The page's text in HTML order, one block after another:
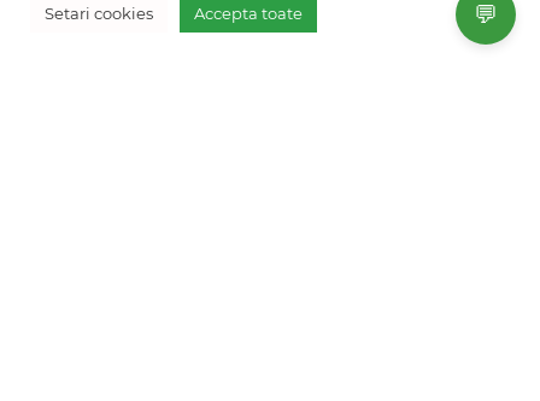
Vreau oferta personalizata
+40770 574 088
Setari cookies Accepta toate 💬